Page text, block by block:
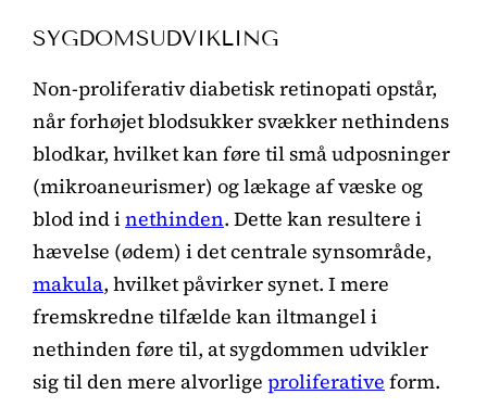
SYGDOMSUDVIKLING
Non-proliferativ diabetisk retinopati opstår,
når forhøjet blodsukker svækker nethindens
blodkar, hvilket kan føre til små udposninger
(mikroaneurismer) og lækage af væske og
blod ind inethinden. Dette kan resultere i
hævelse (ødem) i det centrale synsområde,
makula, hvilket påvirker synet. I mere
fremskredne tilfælde kan iltmangel i
nethinden føre til, at sygdommen udvikler
sig til den mere alvorlige proliferative form.